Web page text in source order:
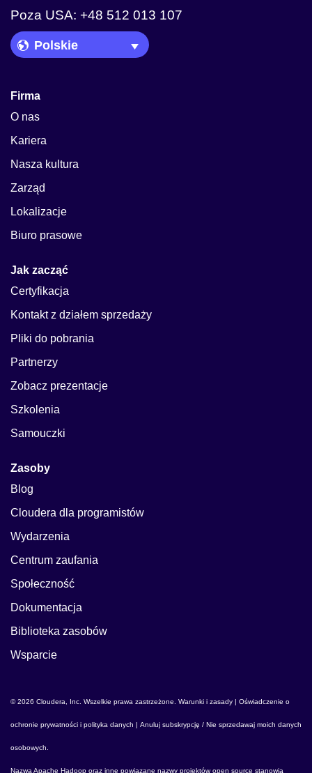
Poza USA: +48 512 013 107
Language Picker
Firma
O nas
Kariera
Nasza kultura
Zarząd
Lokalizacje
Biuro prasowe
Jak zacząć
Certyfikacja
Kontakt z działem sprzedaży
Pliki do pobrania
Partnerzy
Zobacz prezentacje
Szkolenia
Samouczki
Zasoby
Blog
Cloudera dla programistów
Wydarzenia
Centrum zaufania
Społeczność
Dokumentacja
Biblioteka zasobów
Wsparcie
© 2026 Cloudera, Inc. Wszelkie prawa zastrzeżone. Warunki i zasady | Oświadczenie o
ochronie prywatności i polityka danych | Anuluj subskrypcję / Nie sprzedawaj moich danych
osobowych
Nazwa Apache Hadoop oraz inne powiązane nazwy projektów open source stanowią